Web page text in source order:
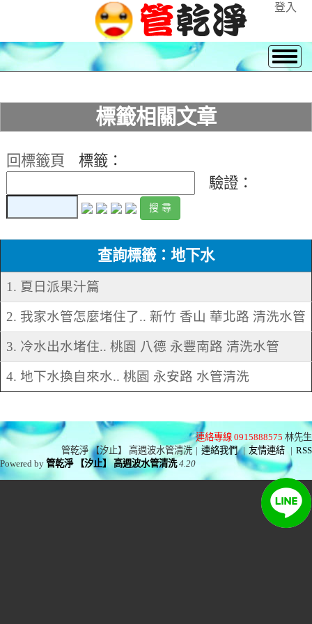
登入
標籤相關文章
回標籤頁
標籤：
驗證：
查詢標籤：地下水
1. 夏日派果汁篇
2. 我家水管怎麼堵住了.. 新竹 香山 華北路 清洗水管
3. 冷水出水堵住.. 桃園 八德 永豐南路 清洗水管
4. 地下水換自來水.. 桃園 永安路 水管清洗
連絡專線 0915888575 林先生
管乾淨 【汐止】 高週波水管清洗 | 連絡我們 | 友情連結 | RSS
Powered by管乾淨 【汐止】 高週波水管清洗 4.20